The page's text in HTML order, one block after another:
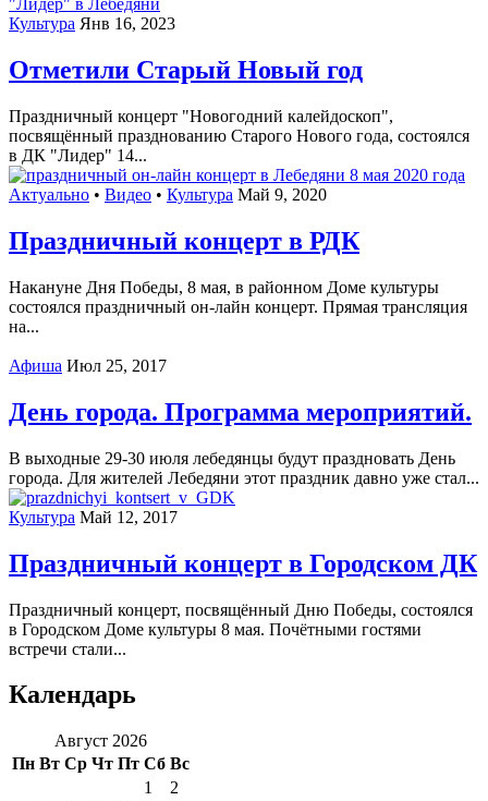
Культура Янв 16, 2023
Отметили Старый Новый год
Праздничный концерт "Новогодний калейдоскоп",
посвящённый празднованию Старого Нового года, состоялся
в ДК "Лидер" 14...
Актуально • Видео • Культура Май 9, 2020
Праздничный концерт в РДК
Накануне Дня Победы, 8 мая, в районном Доме культуры
состоялся праздничный он-лайн концерт. Прямая трансляция
на...
Афиша Июл 25, 2017
День города. Программа мероприятий.
В выходные 29-30 июля лебедянцы будут праздновать День
города. Для жителей Лебедяни этот праздник давно уже стал...
Культура Май 12, 2017
Праздничный концерт в Городском ДК
Праздничный концерт, посвящённый Дню Победы, состоялся
в Городском Доме культуры 8 мая. Почётными гостями
встречи стали...
Календарь
Август 2026
Пн Вт Ср Чт Пт Сб Вс
1
2